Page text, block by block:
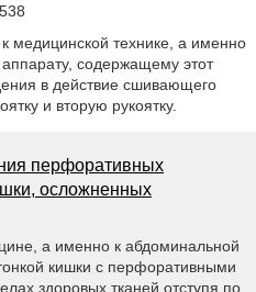
медицинской технике, а именно
содержащему этот
в действие сшивающего
и вторую рукоятку.
перфоративных
осложненных
а именно к абдоминальной
кишки с перфоративными
здоровых тканей отступя по